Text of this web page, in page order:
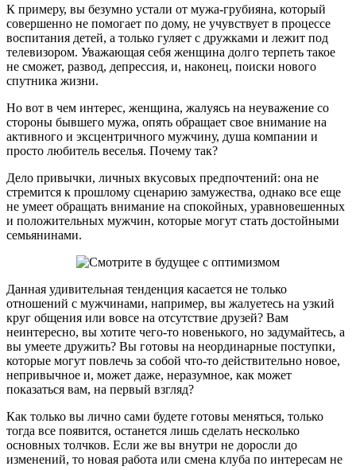
К примеру, вы безумно устали от мужа-грубияна, который
совершенно не помогает по дому, не учувствует в процессе
воспитания детей, а только гуляет с дружками и лежит под
телевизором. Уважающая себя женщина долго терпеть такое
не сможет, развод, депрессия, и, наконец, поиски нового
спутника жизни.
Но вот в чем интерес, женщина, жалуясь на неуважение со
стороны бывшего мужа, опять обращает свое внимание на
активного и эксцентричного мужчину, душа компании и
просто любитель веселья. Почему так?
Дело привычки, личных вкусовых предпочтений: она не
стремится к прошлому сценарию замужества, однако все еще
не умеет обращать внимание на спокойных, уравновешенных
и положительных мужчин, которые могут стать достойными
семьянинами.
Данная удивительная тенденция касается не только
отношений с мужчинами, например, вы жалуетесь на узкий
круг общения или вовсе на отсутствие друзей? Вам
неинтересно, вы хотите чего-то новенького, но задумайтесь, а
вы умеете дружить? Вы готовы на неординарные поступки,
которые могут повлечь за собой что-то действительно новое,
непривычное и, может даже, неразумное, как может
показаться вам, на первый взгляд?
Как только вы лично сами будете готовы меняться, только
тогда все появится, останется лишь сделать несколько
основных толчков. Если же вы внутри не доросли до
изменений, то новая работа или смена клуба по интересам не